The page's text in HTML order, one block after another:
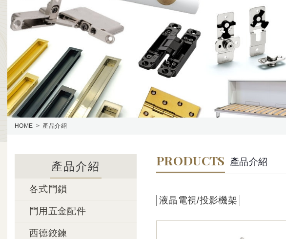
HOME 產品介紹
產品介紹
各式門鎖
門用五金配件
西德鉸鍊
PRODUCTS 產品介紹
液晶電視/投影機架